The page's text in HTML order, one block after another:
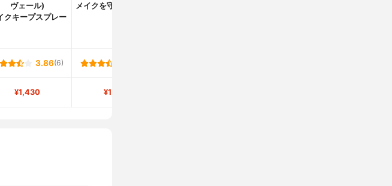
ヴェール)
クキープスプレー
メイクを守るUVスプレ
3.86(6)
¥1,430 ¥1,650